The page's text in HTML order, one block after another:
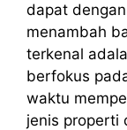
dapat
menambah
terkenal
berfokus
waktu
jenis properti